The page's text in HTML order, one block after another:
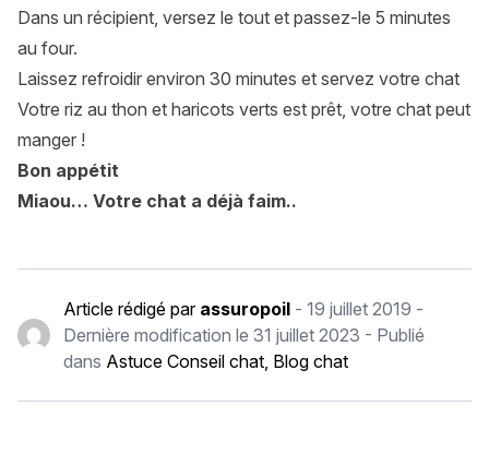
Dans un récipient, versez le tout et passez-le 5 minutes
au four.
Laissez refroidir environ 30 minutes et servez votre chat
Votre riz au thon et haricots verts est prêt, votre chat peut
manger !
Bon appétit
Miaou… Votre chat a déjà faim..
Article rédigé par assuropoil -19 juillet 2019 -
Dernière modification le31 juillet 2023 - Publié
dans Astuce Conseil chat, Blog chat